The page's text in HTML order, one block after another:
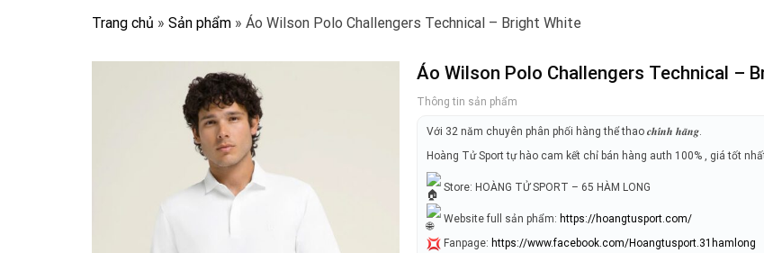
Trang chủ » Sản phẩm » Áo Wilson Polo Challengers Technical – Bright White
Áo Wilson Polo Challengers Technical –
Thông tin sản phẩm
Với 32 năm chuyên phân phối hàng thể thao 𝒄𝒉𝒊́𝒏𝒉 𝒉𝒂̃𝒏𝒈.
Hoàng Tử Sport tự hào cam kết chỉ bán hàng auth 100% , giá tốt
Store: HOÀNG TỬ SPORT – 65 HÀM LONG
Website full sản phẩm: https://hoangtusport.com/
Fanpage: https://www.facebook.com/Hoangtusport.31hamlong